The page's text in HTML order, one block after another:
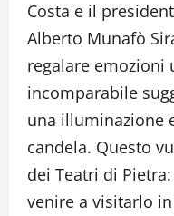
Costa e il
Alberto Munafò
regalare emozioni
incomparabile
una illuminazione
candela. Questo
dei Teatri di
venire a visitarlo